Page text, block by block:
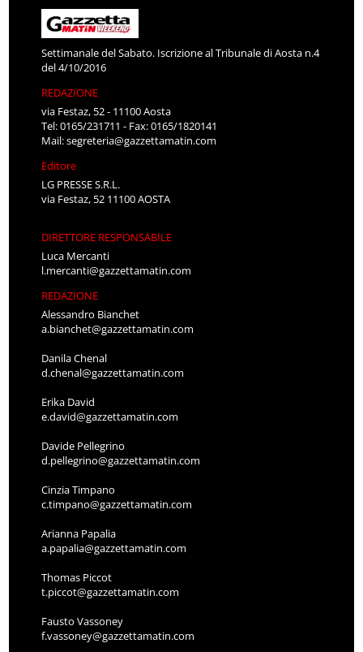
Settimanale del Sabato. Iscrizione al Tribunale di Aosta n.4
del 4/10/2016
REDAZIONE
via Festaz, 52 - 11100 Aosta
Tel: 0165/231711 - Fax: 0165/1820141
Mail:segreteria@gazzettamatin.com
Editore
LG PRESSE S.R.L.
via Festaz, 52 11100 AOSTA
DIRETTORE RESPONSABILE
Luca Mercanti
l.mercanti@gazzettamatin.com
REDAZIONE
Alessandro Bianchet
a.bianchet@gazzettamatin.com
Danila Chenal
d.chenal@gazzettamatin.com
Erika David
e.david@gazzettamatin.com
Davide Pellegrino
d.pellegrino@gazzettamatin.com
Cinzia Timpano
c.timpano@gazzettamatin.com
Arianna Papalia
a.papalia@gazzettamatin.com
Thomas Piccot
t.piccot@gazzettamatin.com
Fausto Vassoney
f.vassoney@gazzettamatin.com